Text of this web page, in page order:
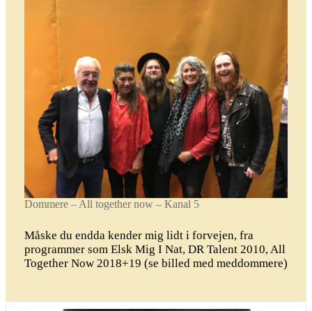
Dommere – All together now – Kanal 5
Måske du endda kender mig lidt i forvejen, fra
programmer som Elsk Mig I Nat, DR Talent 2010, All
Together Now 2018+19 (se billed med meddommere)